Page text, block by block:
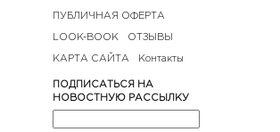
ПУБЛИЧНАЯ ОФЕРТА
LOOK-BOOK ОТЗЫВЫ
КАРТА САЙТА Контакты
ПОДПИСАТЬСЯ НА
НОВОСТНУЮ РАССЫЛКУ